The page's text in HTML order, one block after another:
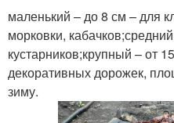
маленький – до 8 см – для
морковки,
кустарников;крупный – от
декоративных дорожек,
зиму.